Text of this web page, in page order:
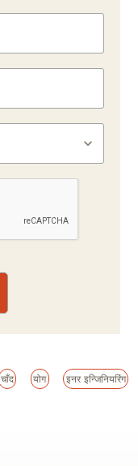
चाँद योग इनर इन्जिनियरिंग